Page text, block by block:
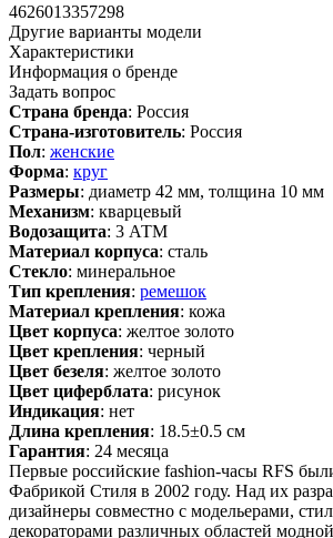
4626013357298
Другие варианты модели
Характеристики
Информация о бренде
Задать вопрос
Страна бренда: Россия
Страна-изготовитель: Россия
Пол: женские
Форма: круг
Размеры: диаметр 42 мм, толщина 10 мм
Механизм: кварцевый
Водозащита: 3 АТМ
Материал корпуса: сталь
Стекло: минеральное
Тип крепления: ремешок
Материал крепления: кожа
Цвет корпуса: желтое золото
Цвет крепления: черный
Цвет безеля: желтое золото
Цвет циферблата: рисунок
Индикация: нет
Длина крепления: 18.5±0.5 см
Гарантия: 24 месяца
Первые российские fashion-часы RFS
Фабрикой Стиля в 2002 году. Над их
дизайнеры совместно с модельерами,
декораторами различных областей